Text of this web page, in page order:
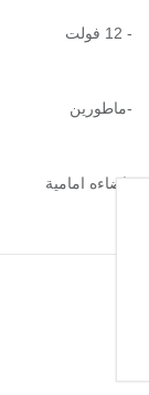
- 12 فولت
-ماطورين
-اضاءه امامية
-وجود ريموت تحكم